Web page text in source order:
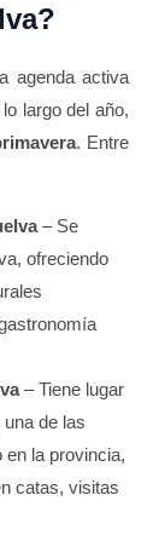
agenda activa
largo del año,
. Entre
– Se
ofreciendo
– Tiene lugar
de las
en la provincia,
catas, visitas